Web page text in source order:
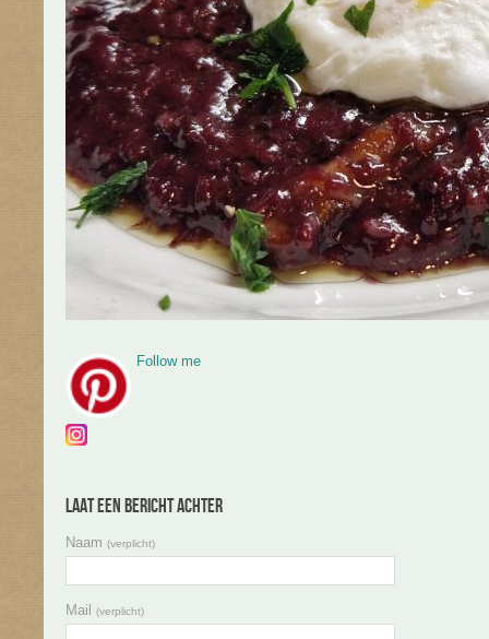
Follow me
Laat een bericht achter
Naam (verplicht)
Mail (verplicht)